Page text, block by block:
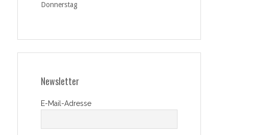
Donnerstag
Newsletter
E-Mail-Adresse